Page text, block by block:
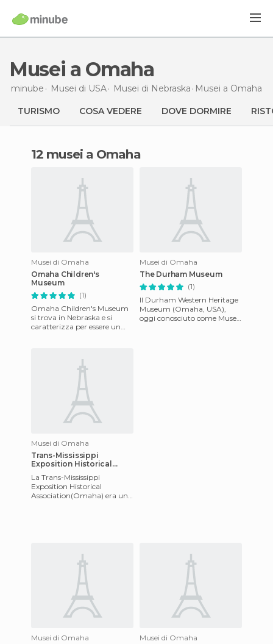
Musei a Omaha
minube Musei di USA Musei di Nebraska Musei a Omaha
TURISMO COSA VEDERE DOVE DORMIRE
12 musei a Omaha
Musei di Omaha
Omaha Children's
Museum
(1)
Omaha Children's Museum
si trova in Nebraska e si
caratterizza per essere un
Musei di Omaha
The Durham Museum
(1)
Il Durham Western Heritage
Museum (Omaha, USA),
oggi conosciuto come Museo
Musei di Omaha
Trans-Mississippi
Exposition Historical
La Trans-Mississippi
Exposition Historical
Association(Omaha) era una
Musei di Omaha
Musei di Omaha